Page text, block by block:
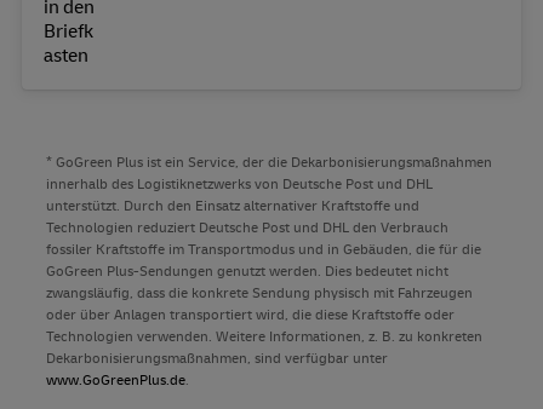
* GoGreen Plus ist ein Service, der die Dekarbonisierungsmaßnahmen
innerhalb des Logistiknetzwerks von Deutsche Post und DHL
unterstützt. Durch den Einsatz alternativer Kraftstoffe und
Technologien reduziert Deutsche Post und DHL den Verbrauch
fossiler Kraftstoffe im Transportmodus und in Gebäuden, die für die
GoGreen Plus-Sendungen genutzt werden. Dies bedeutet nicht
zwangsläufig, dass die konkrete Sendung physisch mit Fahrzeugen
oder über Anlagen transportiert wird, die diese Kraftstoffe oder
Technologien verwenden. Weitere Informationen, z. B. zu konkreten
Dekarbonisierungsmaßnahmen, sind verfügbar unter
www.GoGreenPlus.de.